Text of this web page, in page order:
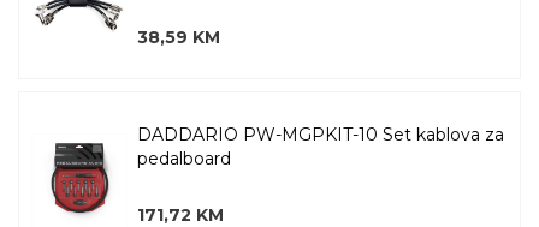
38,59 KM
DADDARIO PW-MGPKIT-10 Set kablova za
pedalboard
171,72 KM